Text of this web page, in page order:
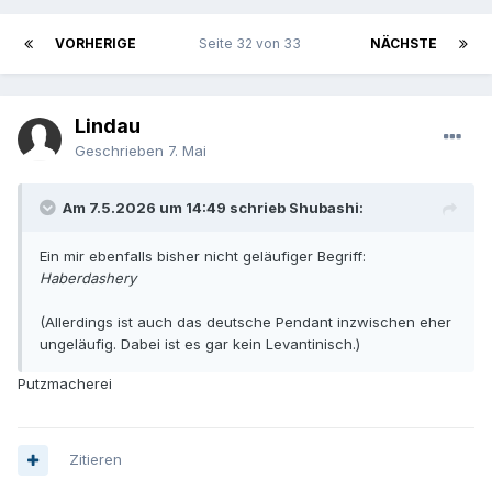
VORHERIGE NÄCHSTE
Seite 32 von 33
Lindau
Geschrieben 7. Mai
Am 7.5.2026 um 14:49 schrieb Shubashi:
Ein mir ebenfalls bisher nicht geläufiger Begriff:
Haberdashery
(Allerdings ist auch das deutsche Pendant inzwischen eher
ungeläufig. Dabei ist es gar kein Levantinisch.)
Putzmacherei
Zitieren